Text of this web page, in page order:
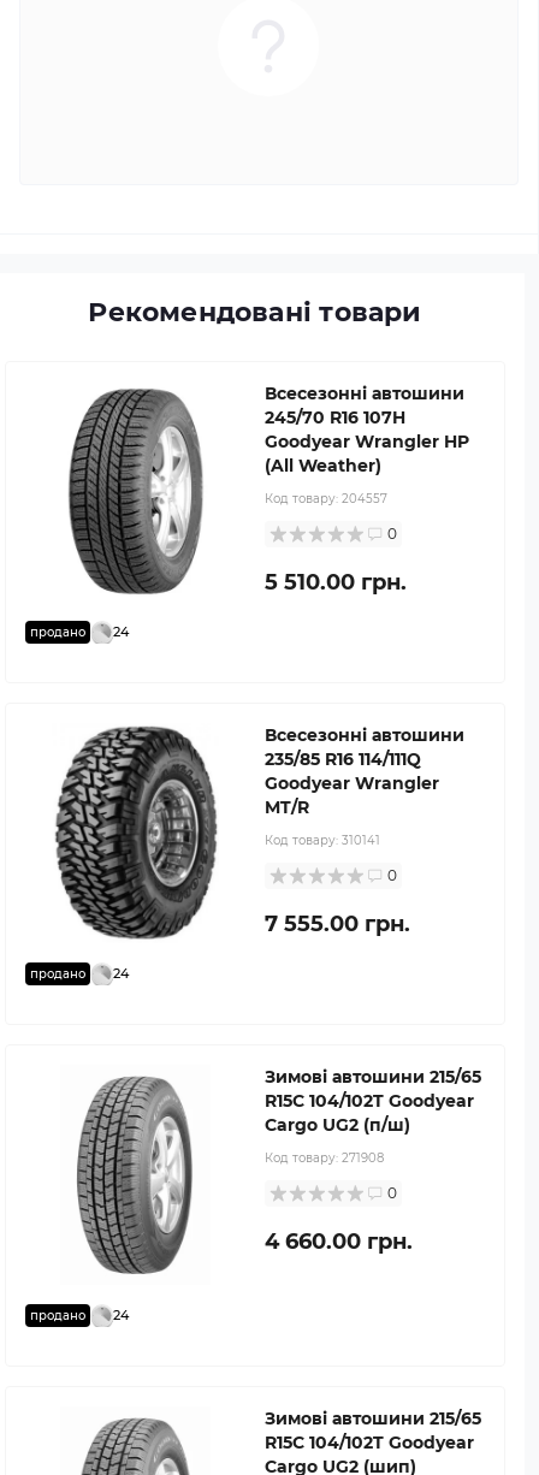
Рекомендовані товари
продано 24
Всесезонні автошини
245/70 R16 107H
Goodyear Wrangler HP
(All Weather)
Код товару: 204557
0
5 510.00 грн.
продано 24
Всесезонні автошини
235/85 R16 114/111Q
Goodyear Wrangler
MT/R
Код товару: 310141
0
7 555.00 грн.
продано 24
Зимові автошини 215/65
R15C 104/102T Goodyear
Cargo UG2 (п/ш)
Код товару: 271908
0
4 660.00 грн.
Зимові автошини 215/65
R15C 104/102T Goodyear
Cargo UG2 (шип)